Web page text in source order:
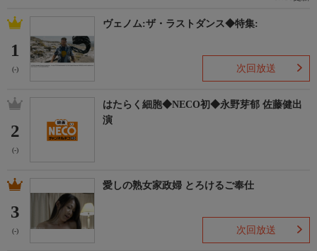
1
(-)
ヴェノム:ザ・ラストダンス◆特集:
次回放送
2
(-)
はたらく細胞◆NECO初◆永野芽郁 佐藤健出
演
3
(-)
愛しの熟女家政婦 とろけるご奉仕
次回放送